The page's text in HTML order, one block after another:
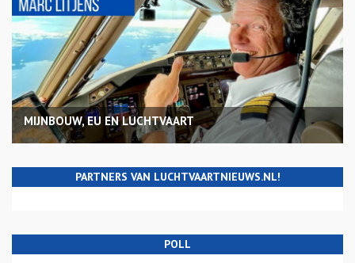
MIJNBOUW, EU EN LUCHTVAART
PARTNERS VAN LUCHTVAARTNIEUWS.NL!
POLL